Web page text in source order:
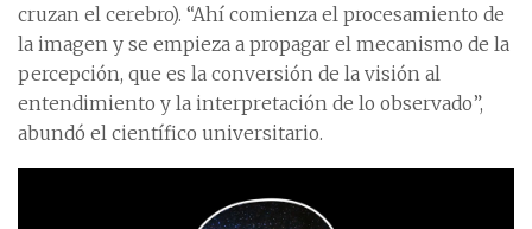
cruzan el cerebro). “Ahí comienza el procesamiento de
la imagen y se empieza a propagar el mecanismo de la
percepción, que es la conversión de la visión al
entendimiento y la interpretación de lo observado”,
abundó el científico universitario.